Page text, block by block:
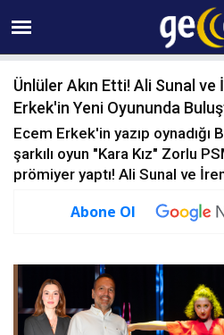
08 AĞUSTOS
Ünlüler Akın Etti! Ali Sunal ve
Erkek'in Yeni Oyununda
Ecem Erkek'in yazıp oynadığı
şarkılı oyun "Kara Kız" Zorlu
prömiyer yaptı! Ali Sunal ve
Abone Ol